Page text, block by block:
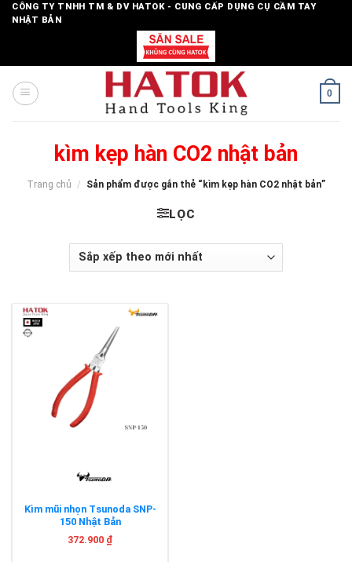
SkipCÔNG TY TNHH TM & DV HATOK - CUNG CẤP DỤNG CỤ CẦM TAY
NHẬT BẢN
0
kìm kẹp hàn CO2 nhật bản
Trang chủ / Sản phẩm được gắn thẻ “kìm kẹp hàn CO2 nhật bản”
LỌC
Kìm mũi nhọn Tsunoda SNP-
150 Nhật Bản
372.900 ₫